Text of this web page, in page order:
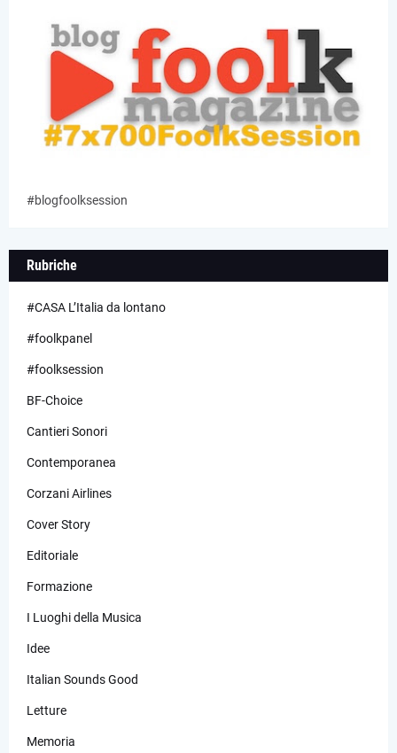
#blogfoolksession
Rubriche
#CASA L’Italia da lontano
#foolkpanel
#foolksession
BF-Choice
Cantieri Sonori
Contemporanea
Corzani Airlines
Cover Story
Editoriale
Formazione
I Luoghi della Musica
Idee
Italian Sounds Good
Letture
Memoria